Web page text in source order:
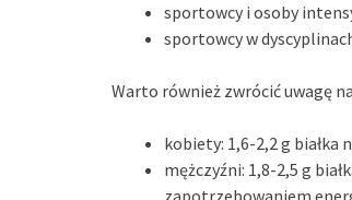
sportowcy i osoby
sportowcy w
Warto również zwrócić uwagę
kobiety: 1,6-2,2 g białka
mężczyźni: 1,8-2,5 g